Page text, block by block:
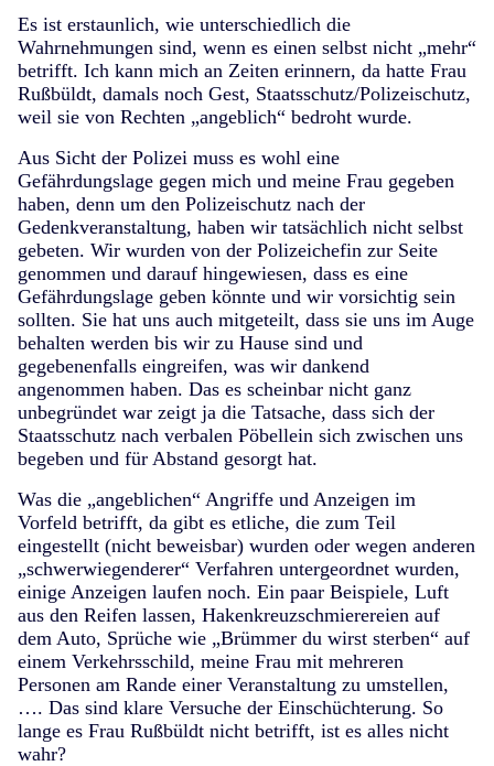
Es ist erstaunlich, wie unterschiedlich die
Wahrnehmungen sind, wenn es einen selbst nicht „mehr“
betrifft. Ich kann mich an Zeiten erinnern, da hatte Frau
Rußbüldt, damals noch Gest, Staatsschutz/Polizeischutz,
weil sie von Rechten „angeblich“ bedroht wurde.
Aus Sicht der Polizei muss es wohl eine
Gefährdungslage gegen mich und meine Frau gegeben
haben, denn um den Polizeischutz nach der
Gedenkveranstaltung, haben wir tatsächlich nicht selbst
gebeten. Wir wurden von der Polizeichefin zur Seite
genommen und darauf hingewiesen, dass es eine
Gefährdungslage geben könnte und wir vorsichtig sein
sollten. Sie hat uns auch mitgeteilt, dass sie uns im Auge
behalten werden bis wir zu Hause sind und
gegebenenfalls eingreifen, was wir dankend
angenommen haben. Das es scheinbar nicht ganz
unbegründet war zeigt ja die Tatsache, dass sich der
Staatsschutz nach verbalen Pöbellein sich zwischen uns
begeben und für Abstand gesorgt hat.
Was die „angeblichen“ Angriffe und Anzeigen im
Vorfeld betrifft, da gibt es etliche, die zum Teil
eingestellt (nicht beweisbar) wurden oder wegen anderen
„schwerwiegenderer“ Verfahren untergeordnet wurden,
einige Anzeigen laufen noch. Ein paar Beispiele, Luft
aus den Reifen lassen, Hakenkreuzschmierereien auf
dem Auto, Sprüche wie „Brümmer du wirst sterben“ auf
einem Verkehrsschild, meine Frau mit mehreren
Personen am Rande einer Veranstaltung zu umstellen,
…. Das sind klare Versuche der Einschüchterung. So
lange es Frau Rußbüldt nicht betrifft, ist es alles nicht
wahr?